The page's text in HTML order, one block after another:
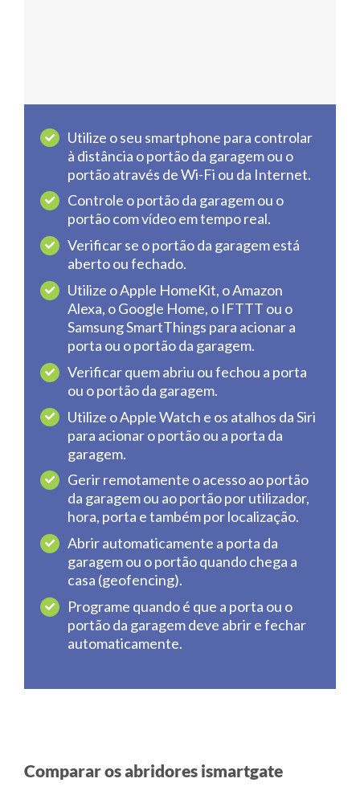
Utilize o seu smartphone para controlar
à distância o portão da garagem ou o
portão através de Wi-Fi ou da Internet.
Controle o portão da garagem ou o
portão com vídeo em tempo real.
Verificar se o portão da garagem está
aberto ou fechado.
Utilize o Apple HomeKit, o Amazon
Alexa, o Google Home, o IFTTT ou o
Samsung SmartThings para acionar a
porta ou o portão da garagem.
Verificar quem abriu ou fechou a porta
ou o portão da garagem.
Utilize o Apple Watch e os atalhos da Siri
para acionar o portão ou a porta da
garagem.
Gerir remotamente o acesso ao portão
da garagem ou ao portão por utilizador,
hora, porta e também por localização.
Abrir automaticamente a porta da
garagem ou o portão quando chega a
casa (geofencing).
Programe quando é que a porta ou o
portão da garagem deve abrir e fechar
automaticamente.
Comparar os abridores ismartgate